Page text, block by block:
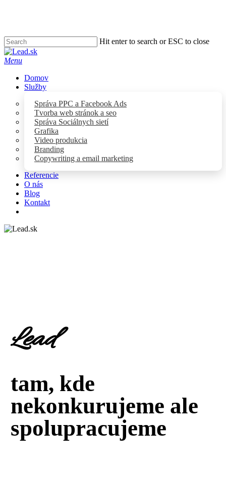
content
Hit enter to search or ESC to close
Close
Search
Menu
Domov
Služby
Správa PPC a Facebook Ads
Tvorba web stránok a seo
Správa Sociálnych sietí
Grafika
Video produkcia
Branding
Copywriting a email marketing
Referencie
O nás
Blog
Kontakt
Lead
tam, kde
nekonkurujeme ale
spolupracujeme